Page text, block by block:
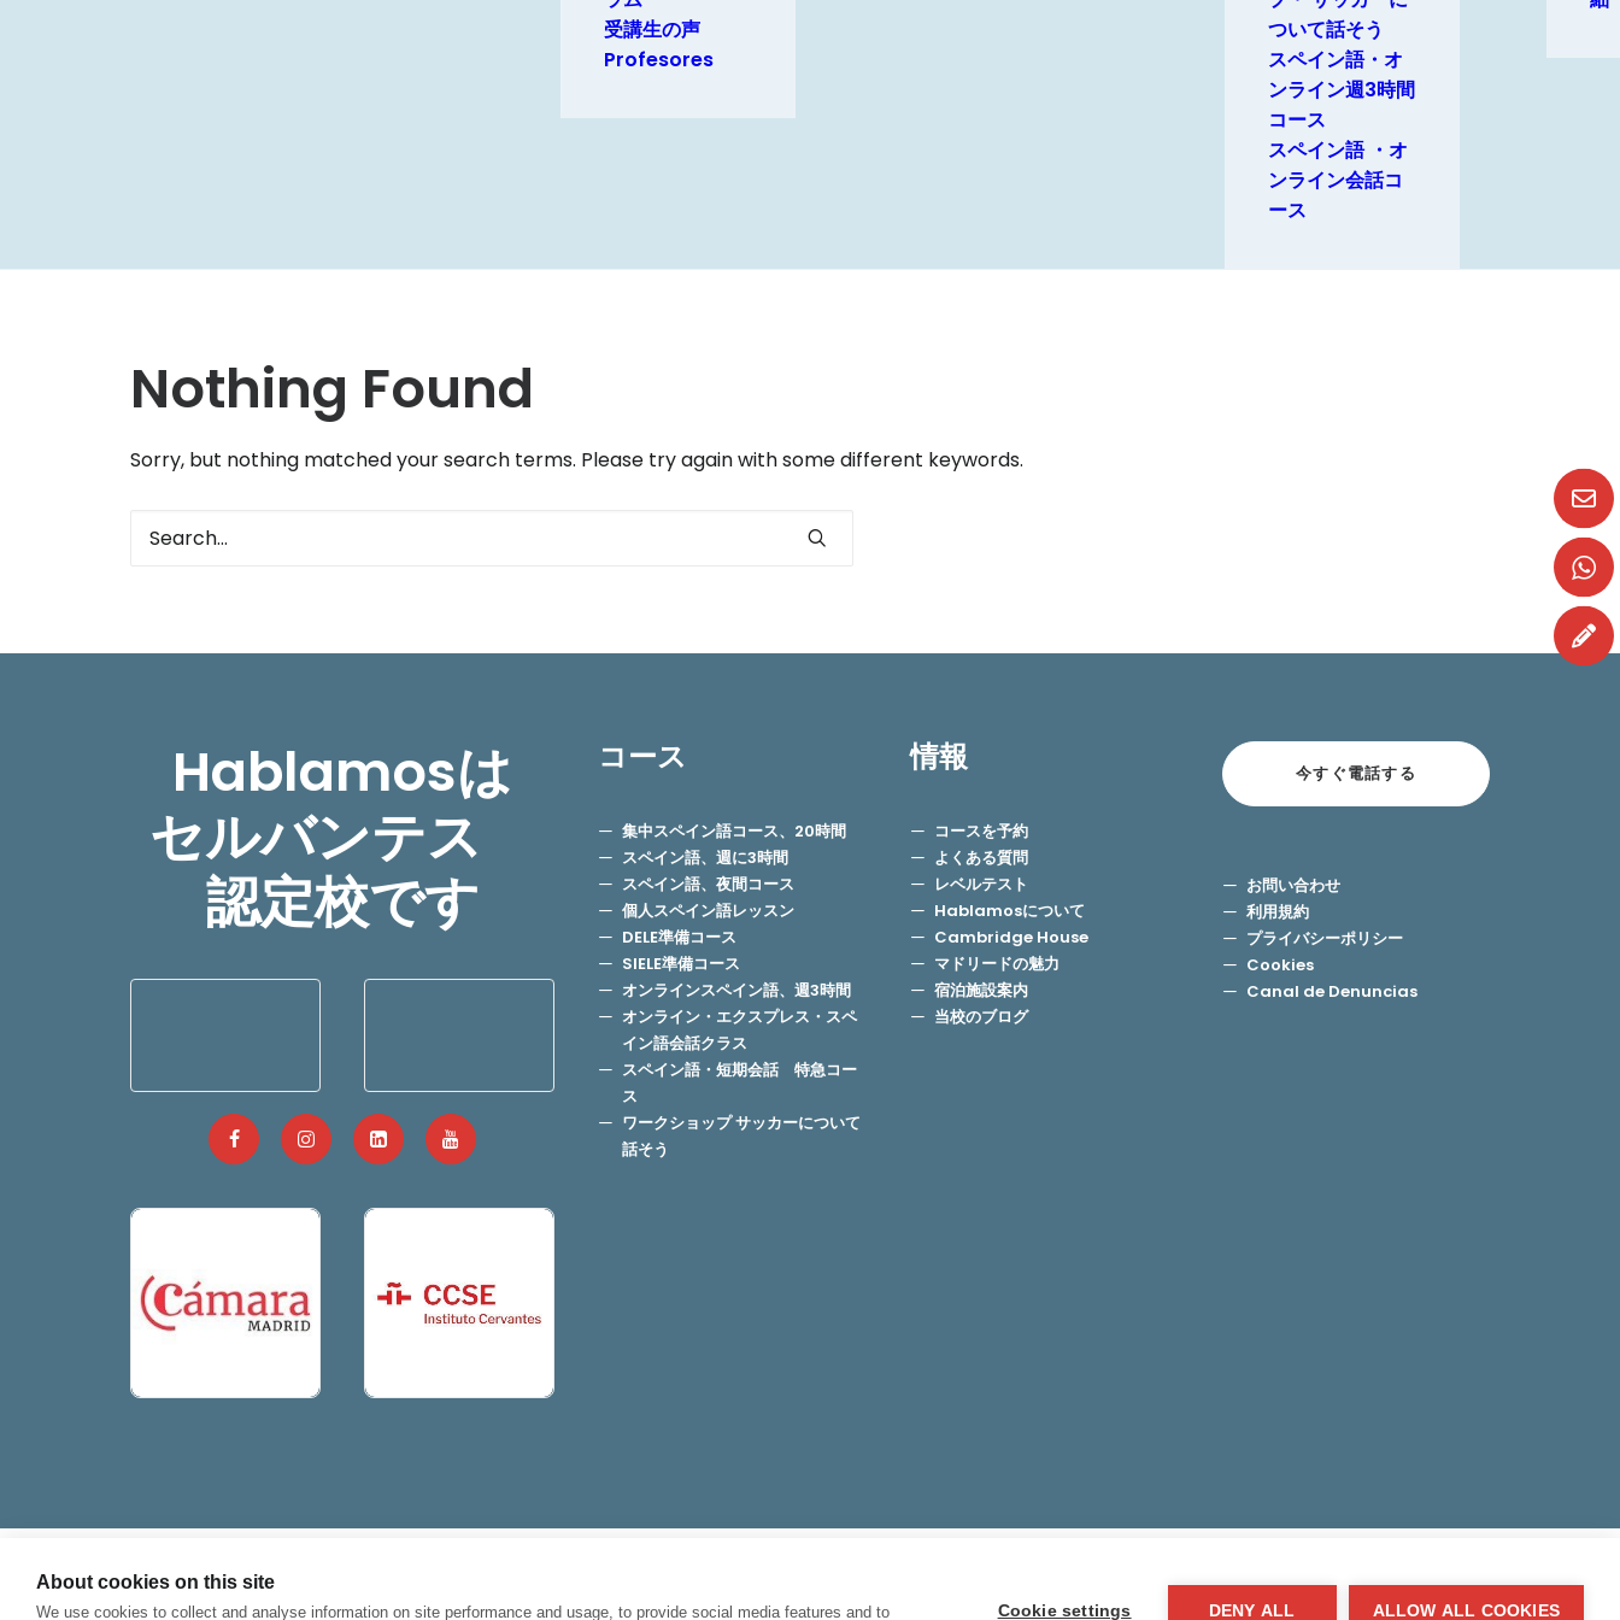
受講生の声
Profesores
ついて話そう
スペイン語・オ
ンライン週3時間
コース
スペイン語 ・オ
ンライン会話コ
ース
Nothing Found
Sorry, but nothing matched your search terms. Please try again with some different keywords.
Hablamosは
セルバンテス
認定校です
コース
集中スペイン語コース、20時間
スペイン語、週に3時間
スペイン語、夜間コース
個人スペイン語レッスン
DELE準備コース
SIELE準備コース
オンラインスペイン語、週3時間
オンライン・エクスプレス・スペ
イン語会話クラス
スペイン語・短期会話 特急コー
ス
ワークショップ サッカーについて
話そう
情報
コースを予約
よくある質問
レベルテスト
Hablamosについて
Cambridge House
マドリードの魅力
宿泊施設案内
当校のブログ
今すぐ電話する
お問い合わせ
利用規約
プライバシーポリシー
Cookies
Canal de Denuncias
当ホームページをご覧いただき、ありがとうございます © 2026 Hablamos, Spanish School.All rights reserved
About cookies on this site
We use cookies to collect and analyse information on site performance and usage, to provide social media features and to Cookie settings DENY ALL ALLOW ALL COOKIES